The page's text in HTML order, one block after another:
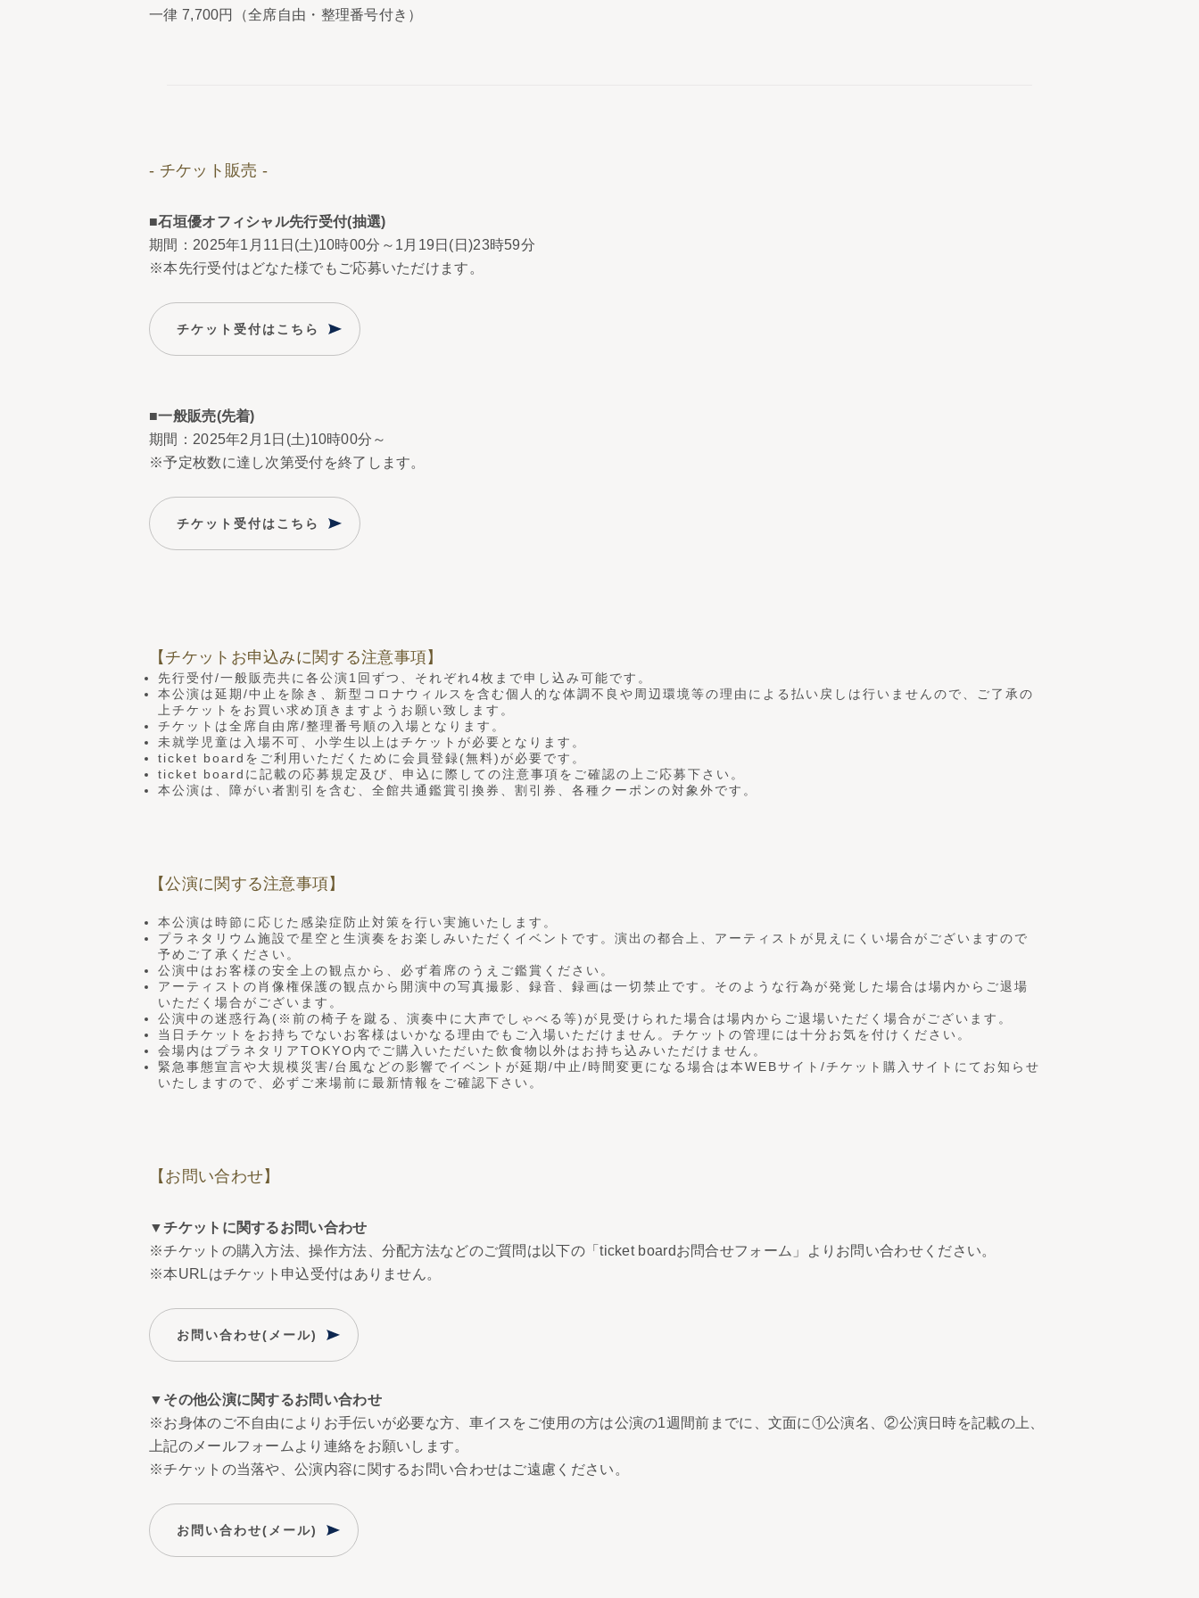
一律 7,700円（全席自由・整理番号付き）
- チケット販売 -
■石垣優オフィシャル先行受付(抽選)
期間：2025年1月11日(土)10時00分～1月19日(日)23時59分
※本先行受付はどなた様でもご応募いただけます。
チケット受付はこちら
■一般販売(先着)
期間：2025年2月1日(土)10時00分～
※予定枚数に達し次第受付を終了します。
チケット受付はこちら
【チケットお申込みに関する注意事項】
先行受付/一般販売共に各公演1回ずつ、それぞれ4枚まで申し込み可能です。
本公演は延期/中止を除き、新型コロナウィルスを含む個人的な体調不良や周辺環境等の理由による払い戻しは行いませんので、ご了承の
上チケットをお買い求め頂きますようお願い致します。
チケットは全席自由席/整理番号順の入場となります。
未就学児童は入場不可、小学生以上はチケットが必要となります。
ticket boardをご利用いただくために会員登録(無料)が必要です。
ticket boardに記載の応募規定及び、申込に際しての注意事項をご確認の上ご応募下さい。
本公演は、障がい者割引を含む、全館共通鑑賞引換券、割引券、各種クーポンの対象外です。
【公演に関する注意事項】
本公演は時節に応じた感染症防止対策を行い実施いたします。
プラネタリウム施設で星空と生演奏をお楽しみいただくイベントです。演出の都合上、アーティストが見えにくい場合がございますので
予めご了承ください。
公演中はお客様の安全上の観点から、必ず着席のうえご鑑賞ください。
アーティストの肖像権保護の観点から開演中の写真撮影、録音、録画は一切禁止です。そのような行為が発覚した場合は場内からご退場
いただく場合がございます。
公演中の迷惑行為(※前の椅子を蹴る、演奏中に大声でしゃべる等)が見受けられた場合は場内からご退場いただく場合がございます。
当日チケットをお持ちでないお客様はいかなる理由でもご入場いただけません。チケットの管理には十分お気を付けください。
会場内はプラネタリアTOKYO内でご購入いただいた飲食物以外はお持ち込みいただけません。
緊急事態宣言や大規模災害/台風などの影響でイベントが延期/中止/時間変更になる場合は本WEBサイト/チケット購入サイトにてお知らせ
いたしますので、必ずご来場前に最新情報をご確認下さい。
【お問い合わせ】
▼チケットに関するお問い合わせ
※チケットの購入方法、操作方法、分配方法などのご質問は以下の「ticket boardお問合せフォーム」よりお問い合わせください。
※本URLはチケット申込受付はありません。
お問い合わせ(メール)
▼その他公演に関するお問い合わせ
※お身体のご不自由によりお手伝いが必要な方、車イスをご使用の方は公演の1週間前までに、文面に①公演名、②公演日時を記載の上、
上記のメールフォームより連絡をお願いします。
※チケットの当落や、公演内容に関するお問い合わせはご遠慮ください。
お問い合わせ(メール)